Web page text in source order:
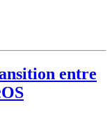
entre